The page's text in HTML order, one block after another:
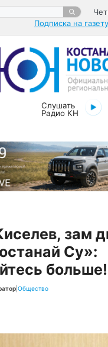
Подписка на газету
Слушать
Радио КН
зам
Су»:
Общество